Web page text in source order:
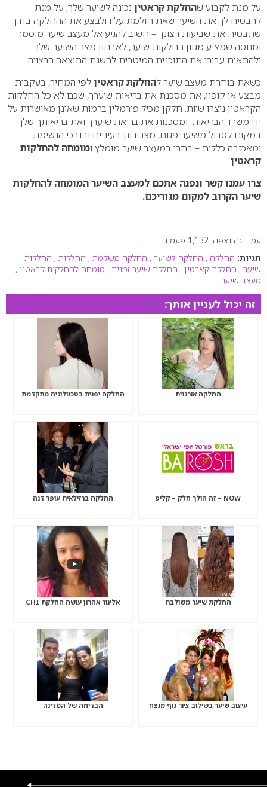
על מנת לקבוע שהחלקת קראטין נכונה לשיער שלך, על מנת
להבטיח לך את השיער שאת חולמת עליו ולבצע את ההחלקה בדרך
שתבטיח את שביעות רצונך – חשוב להגיע אל מעצב שיער מוסמך
ומנוסה שמציע מגוון החלקות שיער, לאבחון מצב השיער שלך
ולהתאים עבורו את התוכנית המיטבית להשגת התוצאה הרצויה.
כשאת בוחרת מעצב שיער להחלקת קראטיןלפי המחיר, בעקבות
מבצע או קופון, את מסכנת את בריאות שיערך, שכם לא כל החלקות
הקראטין נוצרו שוות. חלקן מכיל פורמלין ברמות שאינן מאושרות על
ידי משרד הבריאות, ומסכנות את בריאת שיערך ואת בריאותך שלך.
במקום לסבול משיער פגום, מצריבות בעיניים ובדרכי הנשימה,
ומאכזבה כללית – בחרי במעצב שיער מומלץ ומומחה להחלקות
קראטין.
צרו עמנו קשר ונפנה אתכם למעצב השיער המומחה להחלקות
שיער הקרוב למקום מגוריכם.
עמוד זה נצפה: 1,132 פעמים
תגיות: החלקה , החלקה לשיער , החלקה משקמת , החלקות , החלקות
שיער , החלקת קארטין , החלקת שיער זמנית , מומחה להחלקות קראטין ,
מעצב שיער
זה יכול לעניין אותך:
החלקה אורגנית החלקה יפנית בטכנולוגיה מתקדמת
NOW – זה הולך חלק – קליפ החלקה ברזילאית עופר דנה
החלקת שיער משולבת אלינור אהרון עושה החלקת CHI
עיצוב שיער בשילוב ציור גוף מנצח הבדיחה של המדינה